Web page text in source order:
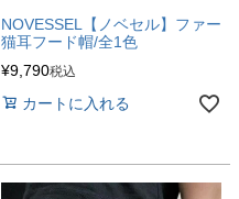
NOVESSEL【ノベセル】ファー
猫耳フード帽/全1色
¥9,790税込
カートに入れる